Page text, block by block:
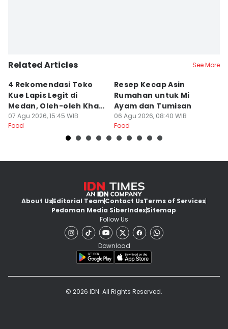
Related Articles See More
4 Rekomendasi Toko
Kue Lapis Legit di
Medan, Oleh-oleh Khas
Sumut
07 Agu 2026, 15:45 WIB
Food
Resep Kecap Asin
Rumahan untuk Mi
Ayam dan Tumisan
06 Agu 2026, 08:40 WIB
Food
About UsEditorial TeamContact UsTerms of Services
Pedoman Media SiberIndexSitemap
Follow Us
Download
© 2026 IDN. All Rights Reserved.